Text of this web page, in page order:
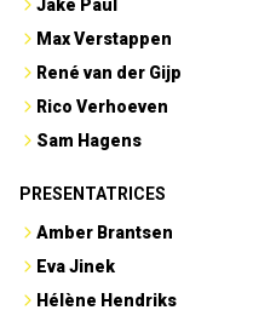
Jake Paul
Max Verstappen
René van der Gijp
Rico Verhoeven
Sam Hagens
PRESENTATRICES
Amber Brantsen
Eva Jinek
Hélène Hendriks